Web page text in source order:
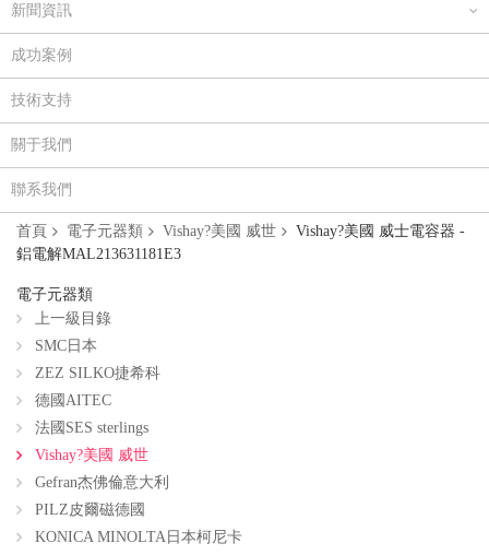
新聞資訊
成功案例
技術支持
關于我們
聯系我們
首頁 電子元器類 Vishay?美國 威世
Vishay?美國 威士電容器 -
鋁電解MAL213631181E3
電子元器類
上一級目錄
SMC日本
ZEZ SILKO捷希科
德國AITEC
法國SES sterlings
Vishay?美國 威世
Gefran杰佛倫意大利
PILZ皮爾磁德國
KONICA MINOLTA日本柯尼卡